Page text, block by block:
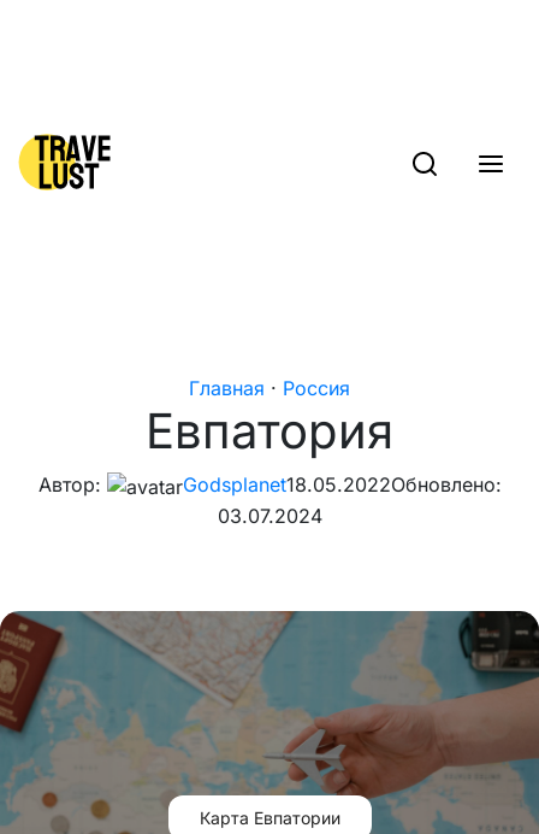
Главная · Россия
Евпатория
Автор: Godsplanet18.05.2022Обновлено:
03.07.2024
Карта Евпатории